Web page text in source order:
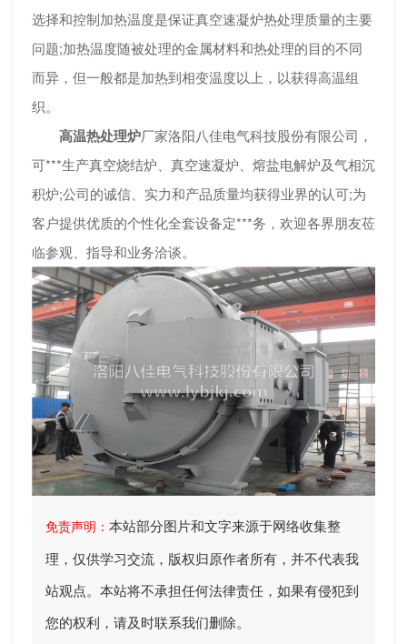
选择和控制加热温度是保证真空速凝炉热处理质量的主要
问题;加热温度随被处理的金属材料和热处理的目的不同
而异，但一般都是加热到相变温度以上，以获得高温组
织。
高温热处理炉厂家洛阳八佳电气科技股份有限公司，
可***生产真空烧结炉、真空速凝炉、熔盐电解炉及气相沉
积炉;公司的诚信、实力和产品质量均获得业界的认可;为
客户提供优质的个性化全套设备定***务，欢迎各界朋友莅
临参观、指导和业务洽谈。
免责声明： 本站部分图片和文字来源于网络收集整
理，仅供学习交流，版权归原作者所有，并不代表我
站观点。本站将不承担任何法律责任，如果有侵犯到
您的权利，请及时联系我们删除。